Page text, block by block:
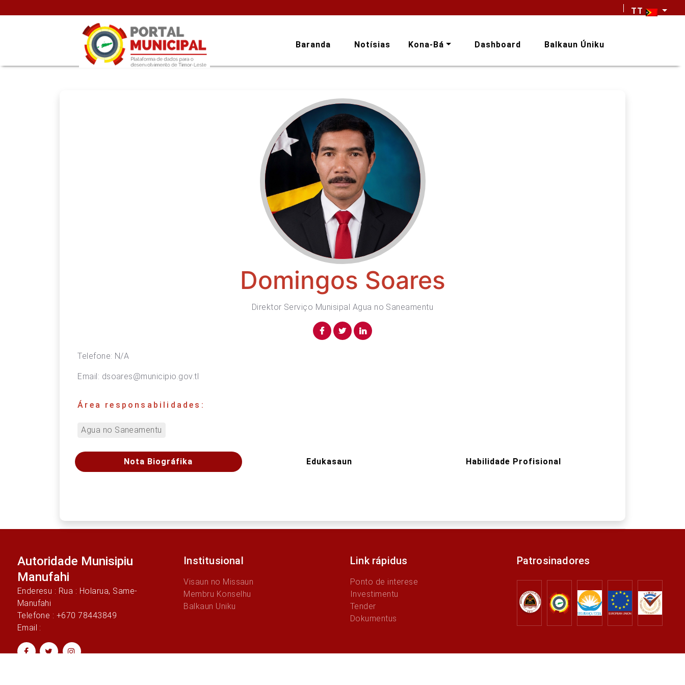
TT
Baranda Notísias Kona-Bá Dashboard Balkaun Úniku
Domingos Soares
Direktor Serviço Munisipal Agua no Saneamentu
Telefone: N/A
Email: dsoares@municipio.gov.tl
Área responsabilidades:
Agua no Saneamentu
Nota Biográfika Edukasaun Habilidade Profisional
Autoridade Munisipiu
Manufahi
Enderesu : Rua : Holarua, Same-
Manufahi
Telefone : +670 78443849
Email :
Institusional
Visaun no Missaun
Membru Konselhu
Balkaun Uniku
Link rápidus
Ponto de interese
Investimentu
Tender
Dokumentus
Patrosinadores